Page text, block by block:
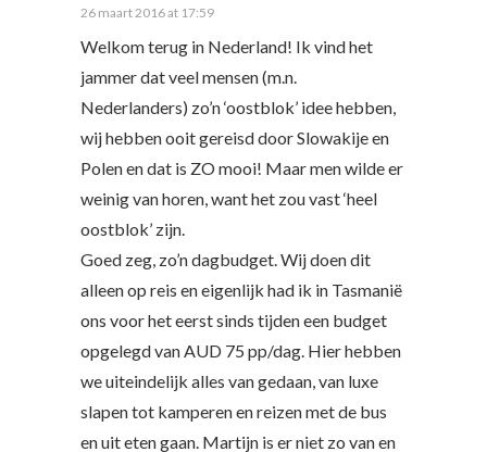
26 maart 2016 at 17:59
Welkom terug in Nederland! Ik vind het
jammer dat veel mensen (m.n.
Nederlanders) zo’n ‘oostblok’ idee hebben,
wij hebben ooit gereisd door Slowakije en
Polen en dat is ZO mooi! Maar men wilde er
weinig van horen, want het zou vast ‘heel
oostblok’ zijn.
Goed zeg, zo’n dagbudget. Wij doen dit
alleen op reis en eigenlijk had ik in Tasmanië
ons voor het eerst sinds tijden een budget
opgelegd van AUD 75 pp/dag. Hier hebben
we uiteindelijk alles van gedaan, van luxe
slapen tot kamperen en reizen met de bus
en uit eten gaan. Martijn is er niet zo van en